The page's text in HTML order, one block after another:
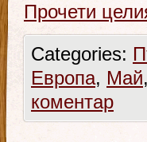
Прочети
Categories:
Европа, Май,
коментар